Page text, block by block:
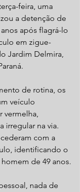
feira, uma
a detenção de
após flagrá-lo
em zigue-
Jardim Delmira,
de rotina, os
veículo
vermelha,
irregular na via.
com a
identificando o
de 49 anos.
nada de